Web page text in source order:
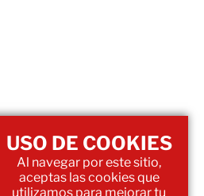
USO DE COOKIES
Al navegar por este sitio,
aceptas las cookies que
utilizamos para mejorar tu